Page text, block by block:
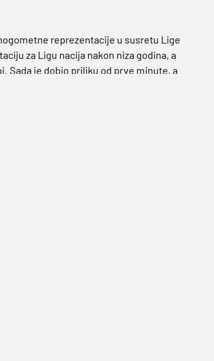
reprezentacije u susretu Lige
za Ligu nacija nakon niza godina, a
Sada je dobio priliku od prve minute, a